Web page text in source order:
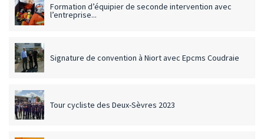
Formation d’équipier de seconde intervention avec
l’entreprise...
Signature de convention à Niort avec Epcms Coudraie
Tour cycliste des Deux-Sèvres 2023